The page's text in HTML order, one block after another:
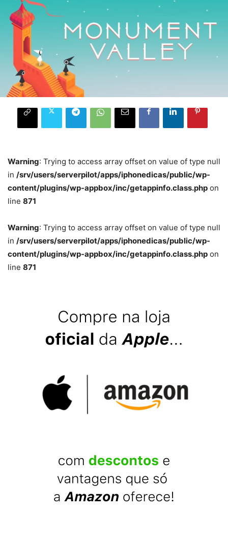
Warning: Trying to access array offset on value of type null
in /srv/users/serverpilot/apps/iphonedicas/public/wp-
content/plugins/wp-appbox/inc/getappinfo.class.php on
line 871
Warning: Trying to access array offset on value of type null
in /srv/users/serverpilot/apps/iphonedicas/public/wp-
content/plugins/wp-appbox/inc/getappinfo.class.php on
line 871